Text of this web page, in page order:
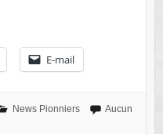
E-mail
News Pionniers
Aucun